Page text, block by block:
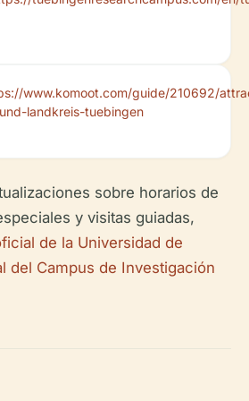
www.komoot.com/guide/210692/
landkreis-tuebingen
sobre horarios de
y visitas guiadas,
de la Universidad de
del Campus de Investigación